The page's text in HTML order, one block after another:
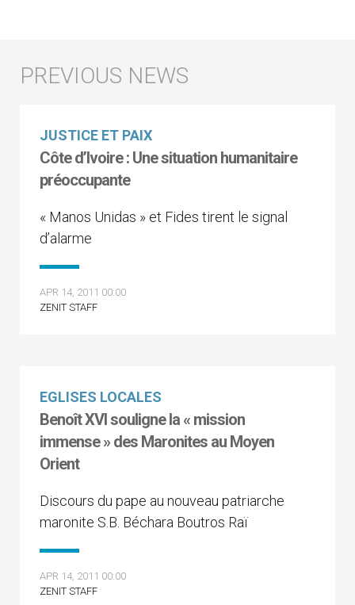
JUSTICE ET PAIX
Côte d’Ivoire : Une situation humanitaire
préoccupante
« Manos Unidas » et Fides tirent le signal
d’alarme
APR 14, 2011 00:00
ZENIT STAFF
EGLISES LOCALES
Benoît XVI souligne la « mission
immense » des Maronites au Moyen
Orient
Discours du pape au nouveau patriarche
maronite S.B. Béchara Boutros Raï
APR 14, 2011 00:00
ZENIT STAFF